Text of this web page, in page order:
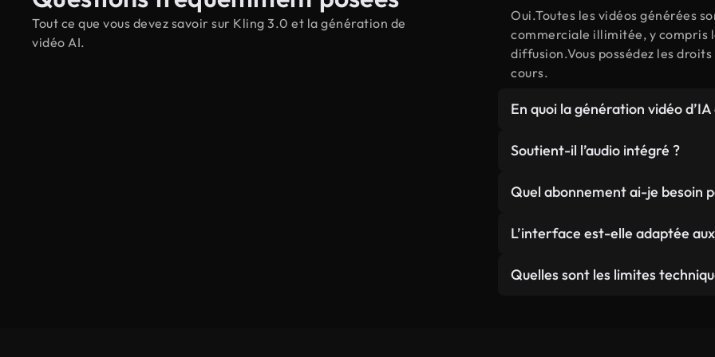
Tout ce que vous devez savoir sur Kling 3.0 et la génération de
vidéo AI.
Oui.Toutes les vidéos générées
commerciale illimitée, y compris
diffusion.Vous possédez les
cours.
En quoi la génération vidéo
exacte, contrairement à la
Soutient-il l’audio intégré ?
mouvement et à l'atmosphère de
Quel abonnement ai-je besoin
membres reçoivent des limites
bénéficient du traitement
L’interface est-elle adaptée
l'édition vidéo.Décrivez
Quelles sont les limites